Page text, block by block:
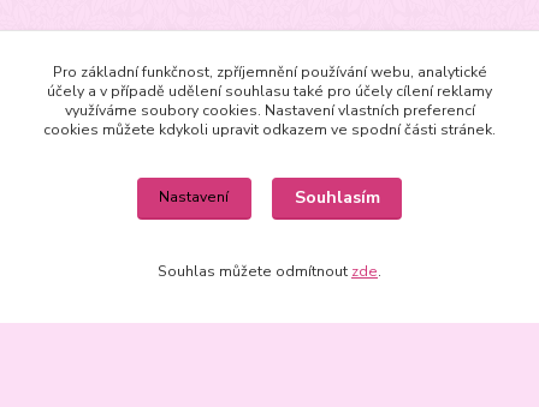
Kontakt
+420602625665
Pro základní funkčnost, zpříjemnění používání webu, analytické
účely a v případě udělení souhlasu také pro účely cílení reklamy
využíváme soubory cookies. Nastavení vlastních preferencí
cookies můžete kdykoli upravit odkazem ve spodní části stránek.
Nastavení Souhlasím
Souhlas můžete odmítnout zde.